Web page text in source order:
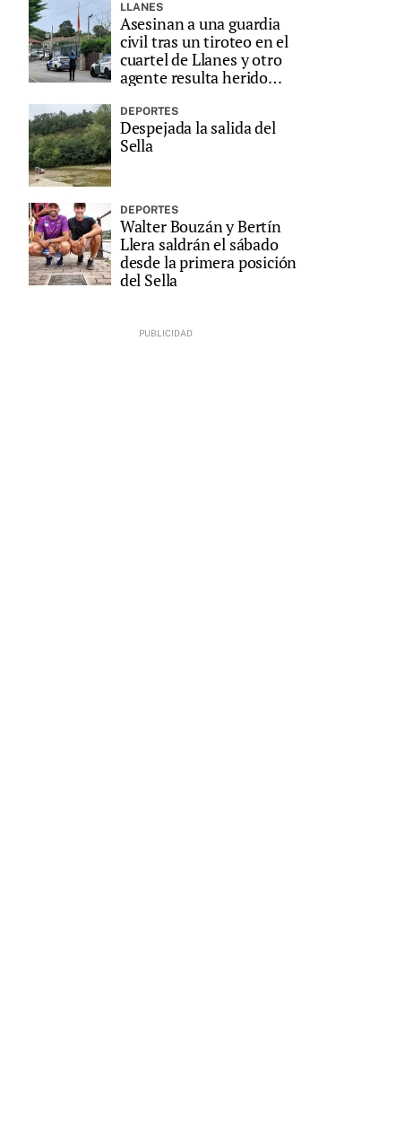
LLANES
Asesinan a una guardia
civil tras un tiroteo en el
cuartel de Llanes y otro
agente resulta herido
DEPORTES
Despejada la salida del
Sella
DEPORTES
Walter Bouzán y Bertín
Llera saldrán el sábado
desde la primera posición
del Sella